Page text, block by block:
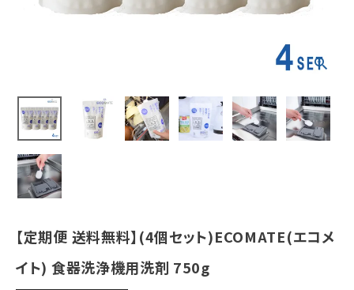
カテゴリーから探す
美容・コスメ・香水
衛生用品
フェムケア
【定期便 送料無料】(4個セット)ECOMATE(エコメ
イト) 食器洗浄機用洗剤 750g